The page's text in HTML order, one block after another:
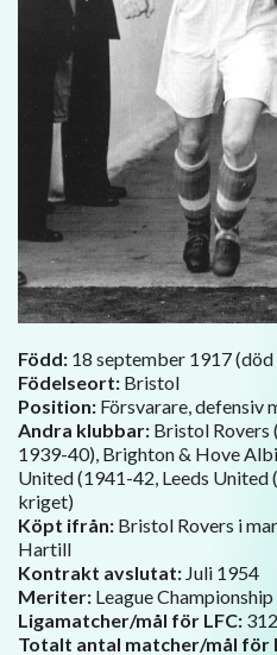
Född: 18 september 1917
Födelseort: Bristol
Position: Försvarare, defensiv
Andra klubbar: Bristol Rovers
1939-40), Brighton & Hove
United (1941-42, Leeds United
kriget)
Köpt ifrån: Bristol Rovers i
Hartill
Kontrakt avslutat: Juli 1954
Meriter: League
Ligamatcher/mål för LFC:
Totalt antal matcher/mål för